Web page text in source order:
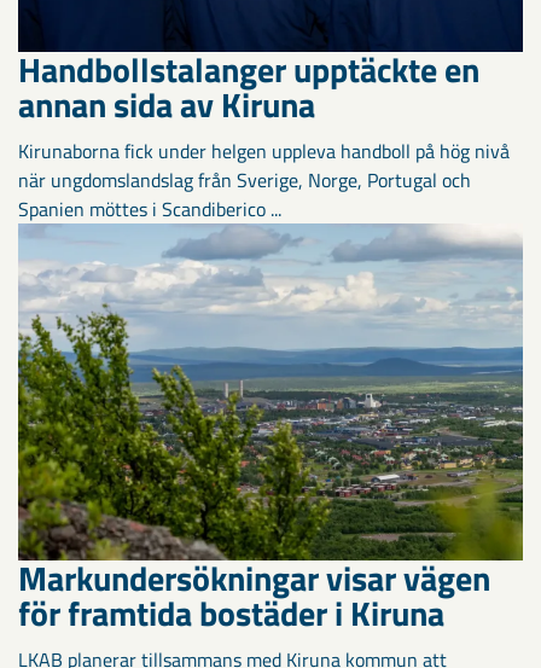
Handbollstalanger upptäckte en
annan sida av Kiruna
Kirunaborna fick under helgen uppleva handboll på hög nivå
när ungdomslandslag från Sverige, Norge, Portugal och
Spanien möttes i Scandiberico ...
Markundersökningar visar vägen
för framtida bostäder i Kiruna
LKAB planerar tillsammans med Kiruna kommun att